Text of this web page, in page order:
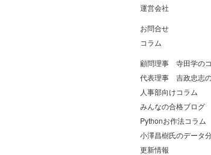
運営会社
お問合せ
コラム
顧問理事 寺田学の
代表理事 吉政忠志
人事部向けコラム
みんなの合格ブログ
Pythonお作法コラム
小澤昌樹氏のデータ
更新情報